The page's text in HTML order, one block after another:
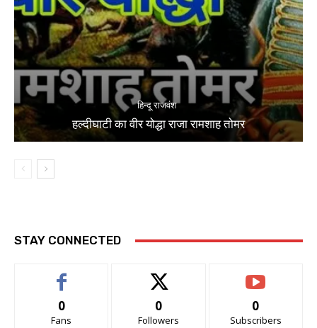
हिन्दू राजवंश
हल्दीघाटी का वीर योद्धा राजा रामशाह तोमर
STAY CONNECTED
0
Fans
0
Followers
0
Subscribers